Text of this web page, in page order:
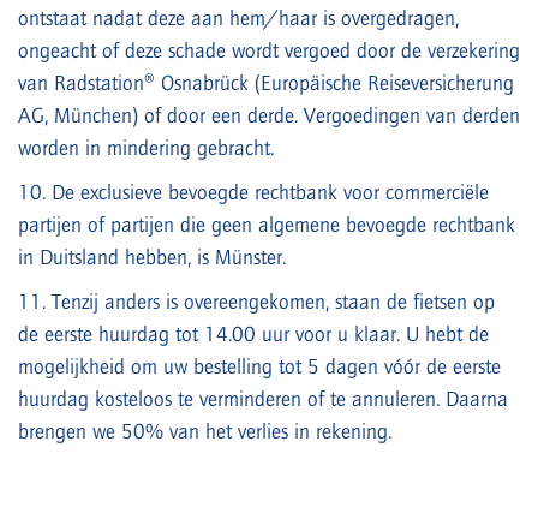
ontstaat nadat deze aan hem/haar is overgedragen,
ongeacht of deze schade wordt vergoed door de verzekering
van Radstation® Osnabrück (Europäische Reiseversicherung
AG, München) of door een derde. Vergoedingen van derden
worden in mindering gebracht.
10. De exclusieve bevoegde rechtbank voor commerciële
partijen of partijen die geen algemene bevoegde rechtbank
in Duitsland hebben, is Münster.
11. Tenzij anders is overeengekomen, staan de fietsen op
de eerste huurdag tot 14.00 uur voor u klaar. U hebt de
mogelijkheid om uw bestelling tot 5 dagen vóór de eerste
huurdag kosteloos te verminderen of te annuleren. Daarna
brengen we 50% van het verlies in rekening.